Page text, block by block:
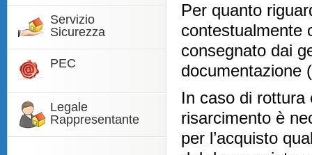
Servizio
Sicurezza
PEC
Legale
Rappresentante
Per quanto
contestualmente
consegnato dai
documentazione
In caso di rottura
risarcimento è
per l’acquisto